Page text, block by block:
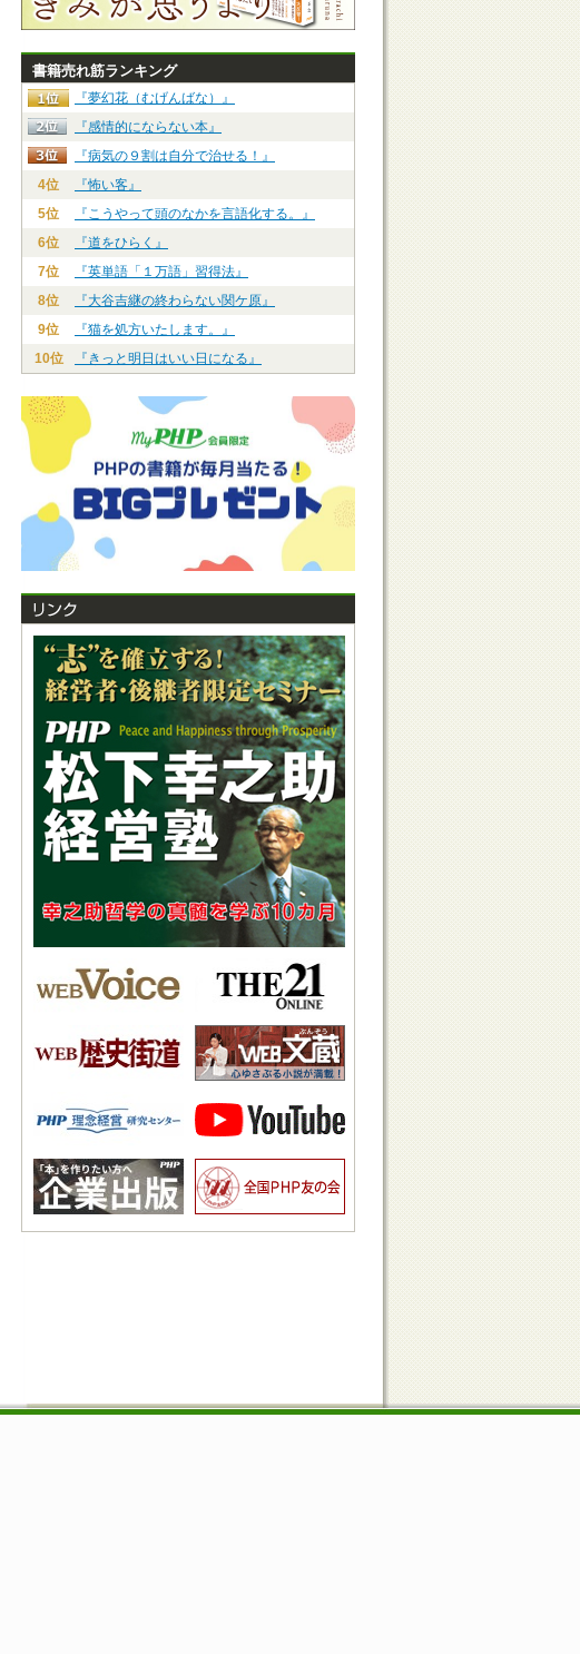
書籍売れ筋ランキング
『夢幻花（むげんばな）』
『感情的にならない本』
『病気の９割は自分で治せる！』
4位
『怖い客』
5位
『こうやって頭のなかを言語化する。』
6位
『道をひらく』
7位
『英単語「１万語」習得法』
8位
『大谷吉継の終わらない関ケ原』
9位
『猫を処方いたします。』
10位
『きっと明日はいい日になる』